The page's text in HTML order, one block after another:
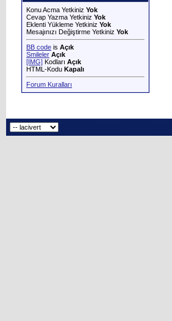
Konu Acma Yetkiniz Yok
Cevap Yazma Yetkiniz Yok
Eklenti Yükleme Yetkiniz Yok
Mesajınızı Değiştirme Yetkiniz Yok
BB code is Açık
Smileler Açık
[IMG] Kodları Açık
HTML-Kodu Kapalı
Forum Kuralları